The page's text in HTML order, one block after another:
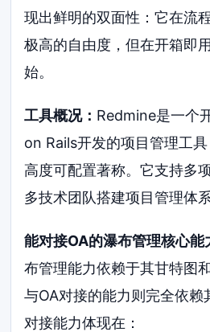
现出鲜明的双面性：它在流
极高的自由度，但在开箱即
始。
工具概况： Redmine是一个
on Rails开发的项目管理工
高度可配置著称。它支持多
多技术团队搭建项目管理体
能对接OA的瀑布管理核心能
布管理能力依赖于其甘特图
与OA对接的能力则完全依赖
对接能力体现在：